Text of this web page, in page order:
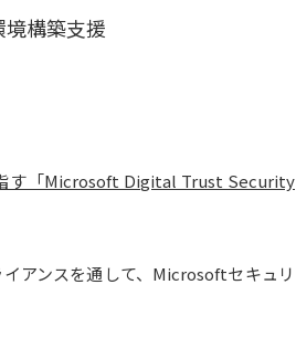
境構築支援
す「Microsoft Digital Trust Security
アンスを通して、Microsoftセキュリ